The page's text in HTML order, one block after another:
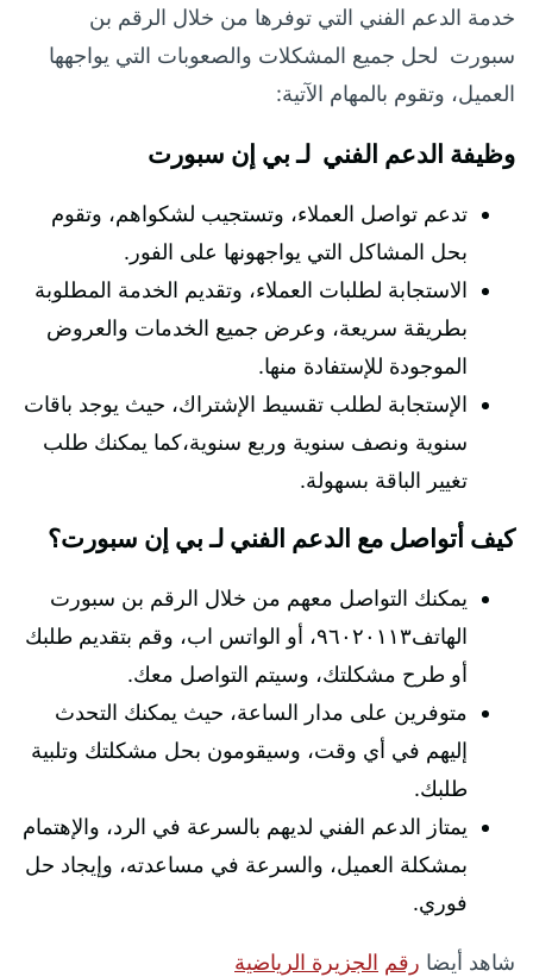
خدمة الدعم الفني التي توفرها من خلال الرقم بن
سبورت لحل جميع المشكلات والصعوبات التي يواجهها
العميل، وتقوم بالمهام الآتية:
وظيفة الدعم الفني لـ بي إن سبورت
تدعم تواصل العملاء، وتستجيب لشكواهم، وتقوم
بحل المشاكل التي يواجهونها على الفور.
الاستجابة لطلبات العملاء، وتقديم الخدمة المطلوبة
بطريقة سريعة، وعرض جميع الخدمات والعروض
الموجودة للإستفادة منها.
الإستجابة لطلب تقسيط الإشتراك، حيث يوجد باقات
سنوية ونصف سنوية وربع سنوية،كما يمكنك طلب
تغيير الباقة بسهولة.
كيف أتواصل مع الدعم الفني لـ بي إن سبورت؟
يمكنك التواصل معهم من خلال الرقم بن سبورت
الهاتف٩٦٠٢٠١١٣، أو الواتس اب، وقم بتقديم طلبك
أو طرح مشكلتك، وسيتم التواصل معك.
متوفرين على مدار الساعة، حيث يمكنك التحدث
إليهم في أي وقت، وسيقومون بحل مشكلتك وتلبية
طلبك.
يمتاز الدعم الفني لديهم بالسرعة في الرد، والإهتمام
بمشكلة العميل، والسرعة في مساعدته، وإيجاد حل
فوري.
شاهد أيضا رقم الجزيرة الرياضية